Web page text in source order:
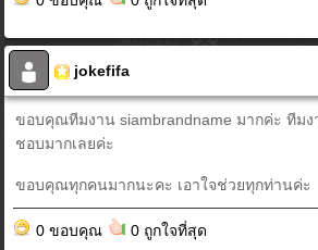
jokefifa
ขอบคุณทีมงาน siambrandname มากค่ะ ทีม
ชอบมากเลยค่ะ
ขอบคุณทุกคนมากนะคะ เอาใจช่วยทุกท่านค่ะ
0 ขอบคุณ 0 ถูกใจที่สุด